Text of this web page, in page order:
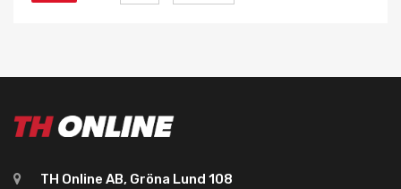
TH Online AB, Gröna Lund 108